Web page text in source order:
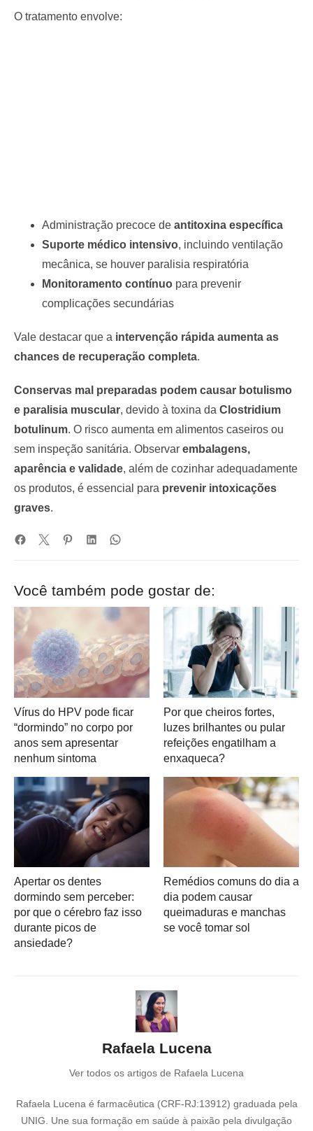
O tratamento envolve:
Administração precoce de antitoxina específica
Suporte médico intensivo, incluindo ventilação
mecânica, se houver paralisia respiratória
Monitoramento contínuo para prevenir
complicações secundárias
Vale destacar que a intervenção rápida aumenta as
chances de recuperação completa.
Conservas mal preparadas podem causar botulismo
e paralisia muscular, devido à toxina da Clostridium
botulinum. O risco aumenta em alimentos caseiros ou
sem inspeção sanitária. Observar embalagens,
aparência e validade, além de cozinhar adequadamente
os produtos, é essencial para prevenir intoxicações
graves.
Você também pode gostar de:
Vírus do HPV pode ficar
“dormindo” no corpo por
anos sem apresentar
nenhum sintoma
Por que cheiros fortes,
luzes brilhantes ou pular
refeições engatilham a
enxaqueca?
Apertar os dentes
dormindo sem perceber:
por que o cérebro faz isso
durante picos de
ansiedade?
Remédios comuns do dia a
dia podem causar
queimaduras e manchas
se você tomar sol
Rafaela Lucena
Ver todos os artigos de Rafaela Lucena
Rafaela Lucena é farmacêutica (CRF-RJ:13912) graduada pela
UNIG. Une sua formação em saúde à paixão pela divulgação